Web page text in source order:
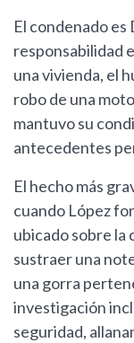
El condenado es
responsabilidad
una vivienda, el
robo de una
mantuvo su
antecedentes
El hecho más
cuando López
ubicado sobre la
sustraer una
una gorra
investigación
seguridad,